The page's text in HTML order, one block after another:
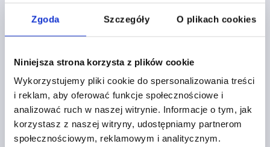
Zgoda Szczegóły O plikach cookies
Niniejsza strona korzysta z plików cookie
Wykorzystujemy pliki cookie do spersonalizowania treści
i reklam, aby oferować funkcje społecznościowe i
analizować ruch w naszej witrynie. Informacje o tym, jak
korzystasz z naszej witryny, udostępniamy partnerom
społecznościowym, reklamowym i analitycznym.
77,92 PLN
plus VAT
SZCZEGÓŁY
K0124